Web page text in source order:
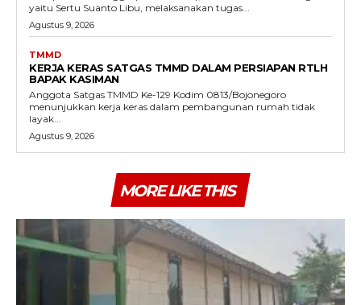
yaitu Sertu Suanto Libu, melaksanakan tugas...
Agustus 9, 2026
TMMD
KERJA KERAS SATGAS TMMD DALAM PERSIAPAN RTLH
BAPAK KASIMAN
Anggota Satgas TMMD Ke-129 Kodim 0813/Bojonegoro
menunjukkan kerja keras dalam pembangunan rumah tidak
layak...
Agustus 9, 2026
MORE LIKE THIS